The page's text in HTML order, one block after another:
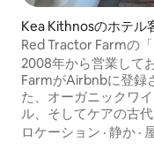
Kea Kithnosのホテル
Red Tractor Farmの
2008年から営業して
FarmがAirbnbに登録
た、オーガニックワ
ル、そしてケアの古
ゴーンフロアとクッ
ロケーション · 静か ·